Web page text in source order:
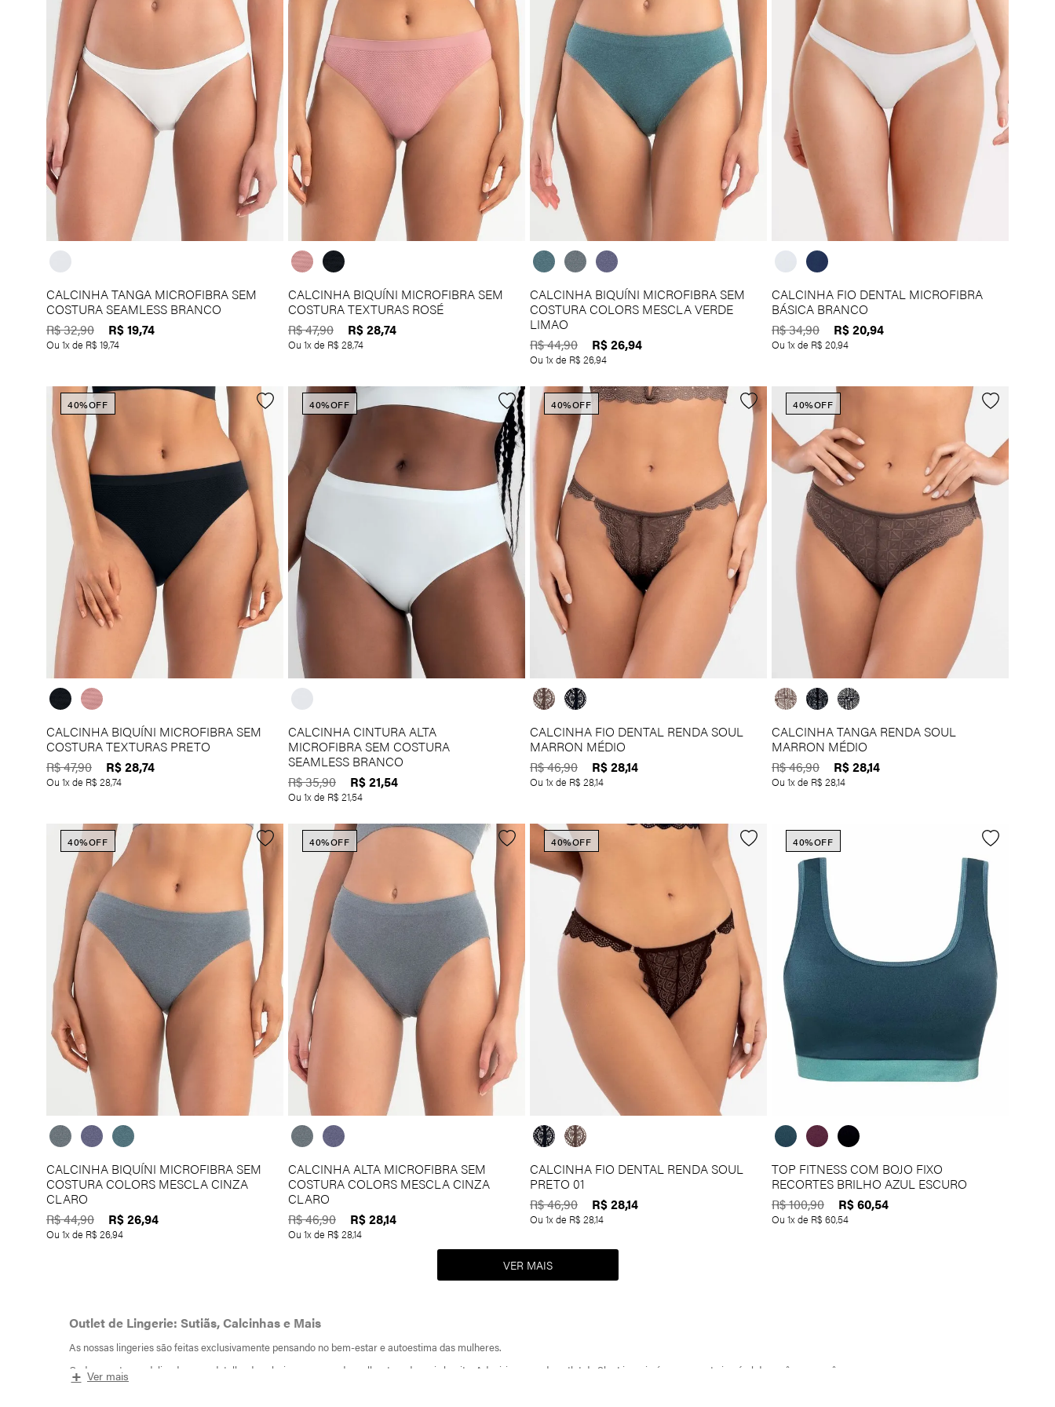
VERDE ÁGUA MÉDIO
MARRON MÉDIO
VERDE MILITAR MÉDIO
VERDE MILITAR ESCURO
ROXO UVA
44
46
48
50
MICROFIBRA
MODAL
POLIAMIDA
RENDA
TULE
R$400 a R$500
Acima de R$500
CALCINHA TANGA MICROFIBRA SEM
COSTURA SEAMLESS BRANCO
R$32,90 R$19,74
Ou 1x de R$ 19,74
CALCINHA BIQUÍNI MICROFIBRA SEM
COSTURA TEXTURAS ROSÉ
R$47,90 R$28,74
Ou 1x de R$ 28,74
CALCINHA BIQUÍNI MICROFIBRA SEM
COSTURA COLORS MESCLA VERDE
LIMAO
R$44,90 R$26,94
Ou 1x de R$ 26,94
CALCINHA FIO DENTAL MICROFIBRA
BÁSICA BRANCO
R$34,90 R$20,94
Ou 1x de R$ 20,94
CALCINHA BIQUÍNI MICROFIBRA SEM
COSTURA TEXTURAS PRETO
40%OFF
R$47,90 R$28,74
Ou 1x de R$ 28,74
CALCINHA CINTURA ALTA
MICROFIBRA SEM COSTURA
SEAMLESS BRANCO
40%OFF
R$35,90 R$21,54
Ou 1x de R$ 21,54
CALCINHA FIO DENTAL RENDA SOUL
MARRON MÉDIO
40%OFF
R$46,90 R$28,14
Ou 1x de R$ 28,14
CALCINHA TANGA RENDA SOUL
MARRON MÉDIO
40%OFF
R$46,90 R$28,14
Ou 1x de R$ 28,14
CALCINHA BIQUÍNI MICROFIBRA SEM
COSTURA COLORS MESCLA CINZA
CLARO
40%OFF
R$44,90 R$26,94
Ou 1x de R$ 26,94
CALCINHA ALTA MICROFIBRA SEM
COSTURA COLORS MESCLA CINZA
CLARO
40%OFF
R$46,90 R$28,14
Ou 1x de R$ 28,14
CALCINHA FIO DENTAL RENDA SOUL
PRETO 01
40%OFF
R$46,90 R$28,14
Ou 1x de R$ 28,14
TOP FITNESS COM BOJO FIXO
RECORTES BRILHO AZUL ESCURO
40%OFF
R$100,90 R$60,54
Ou 1x de R$ 60,54
Outlet de Lingerie: Sutiãs, Calcinhas e Mais
As nossas lingeries são feitas exclusivamente pensando no bem-estar e autoestima das mulheres.
Cada peça tem a delicadeza e o detalhe de valorizar o que cada mulher tem de mais bonito. Adquirir peças de outlet da She Lingerie é um presente incrível de você para você mesma.
+ Ver mais